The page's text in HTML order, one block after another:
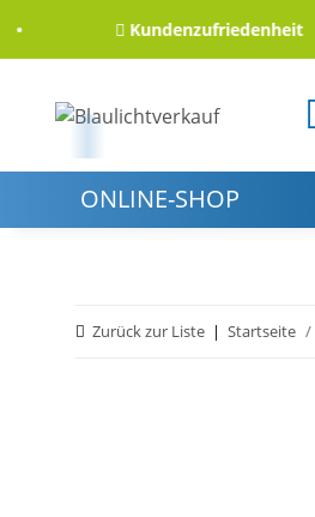
Kundenzufriedenheit
ONLINE-SHOP
Zurück zur Liste Startseite